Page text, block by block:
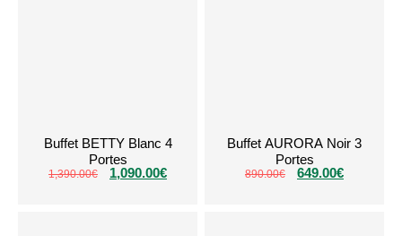
Buffet BETTY Blanc 4
Portes
1,390.00€ 1,090.00€
Buffet AURORA Noir 3
Portes
890.00€ 649.00€